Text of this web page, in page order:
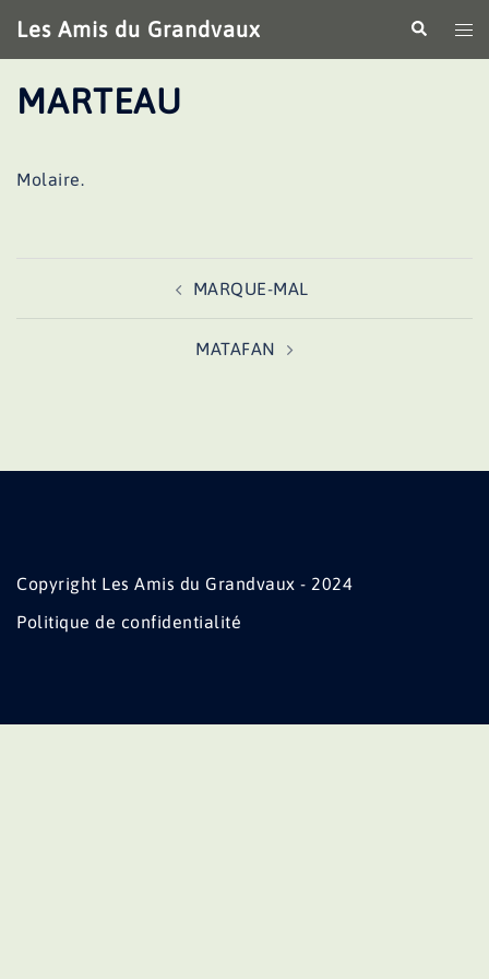
au
contenu
Les Amis du Grandvaux
le
MARTEAU
Molaire.
MARQUE-MAL
MATAFAN
Copyright Les Amis du Grandvaux - 2024
Politique de confidentialité